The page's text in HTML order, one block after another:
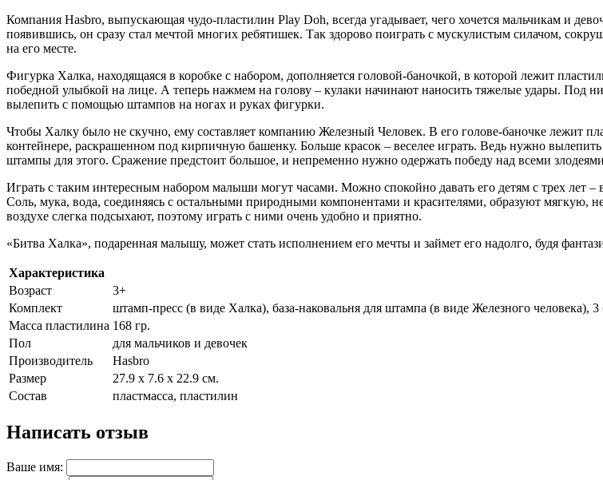
Компания Hasbro, выпускающая чудо-пластилин Play Doh, всегда угадывает, чего хочется мальчикам и
появившись, он сразу стал мечтой многих ребятишек. Так здорово поиграть с мускулистым силачом,
на его месте.
Фигурка Халка, находящаяся в коробке с набором, дополняется головой-баночкой, в которой лежит
победной улыбкой на лице. А теперь нажмем на голову – кулаки начинают наносить тяжелые удары. Под
вылепить с помощью штампов на ногах и руках фигурки.
Чтобы Халку было не скучно, ему составляет компанию Железный Человек. В его голове-баночке лежит
контейнере, раскрашенном под кирпичную башенку. Больше красок – веселее играть. Ведь нужно
штампы для этого. Сражение предстоит большое, и непременно нужно одержать победу над всеми
Играть с таким интересным набором малыши могут часами. Можно спокойно давать его детям с трех лет
Соль, мука, вода, соединяясь с остальными природными компонентами и красителями, образуют мягкую,
воздухе слегка подсыхают, поэтому играть с ними очень удобно и приятно.
«Битва Халка», подаренная малышу, может стать исполнением его мечты и займет его надолго, будя
Характеристика
Возраст
3+
Комплект
штамп-пресс (в виде Халка), база-наковальня для штампа (в виде Железного человека),
Масса пластилина 168 гр.
Пол
для мальчиков и девочек
Производитель
Hasbro
Размер
27.9 х 7.6 х 22.9 см.
Состав
пластмасса, пластилин
Написать отзыв
Ваше имя: